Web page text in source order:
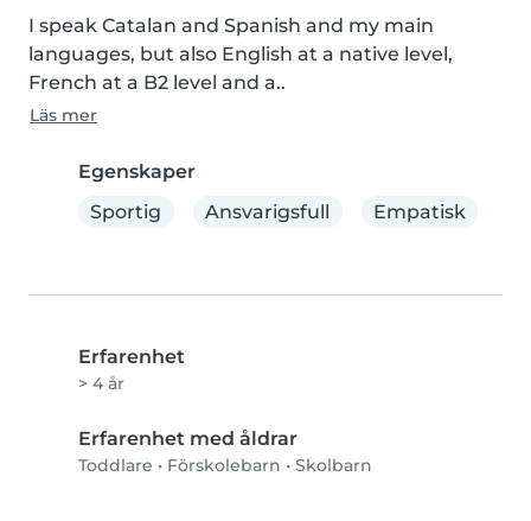
I speak Catalan and Spanish and my main
languages, but also English at a native level,
French at a B2 level and a..
Läs mer
Egenskaper
Sportig
Ansvarigsfull Empatisk
Erfarenhet
> 4 år
Erfarenhet med åldrar
Toddlare • Förskolebarn • Skolbarn